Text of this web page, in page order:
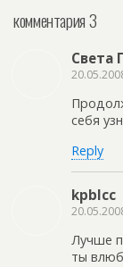
комментария 3
Света
себя
Reply
kpblcc
Лучше
ты